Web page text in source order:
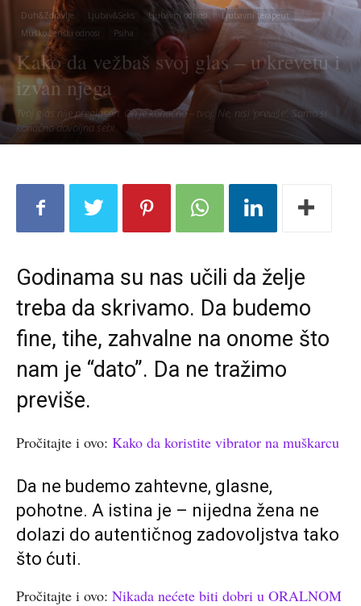
Duh&Zdravlje Ljubav&Seks Ljubavni odnosi
Ljubavni terapeut
Muško-ženski odnosi
Psiha
Kako da vežbaš svoj glas – u krevetu i
izvan njega
Tvoj glas nije preglasan. On je konačno – tvoj. Ne, nisi 'previše'. Samo si
konačno dovoljna sebi.
Godinama su nas učili da želje
treba da skrivamo. Da budemo
fine, tihe, zahvalne na onome što
nam je “dato”. Da ne tražimo
previše.
Pročitajte i ovo: Kako da koristite vibrator na muškarcu
Da ne budemo zahtevne, glasne,
pohotne. A istina je – nijedna žena ne
dolazi do autentičnog zadovoljstva tako
što ćuti.
Pročitajte i ovo: Nikada nećete biti dobri u ORALNOM